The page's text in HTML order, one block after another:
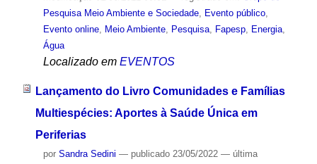
Pesquisa Meio Ambiente e Sociedade, Evento público,
Evento online, Meio Ambiente, Pesquisa, Fapesp, Energia,
Água
Localizado em EVENTOS
Lançamento do Livro Comunidades e Famílias
Multiespécies: Aportes à Saúde Única em
Periferias
por Sandra Sedini — publicado23/05/2022 — última